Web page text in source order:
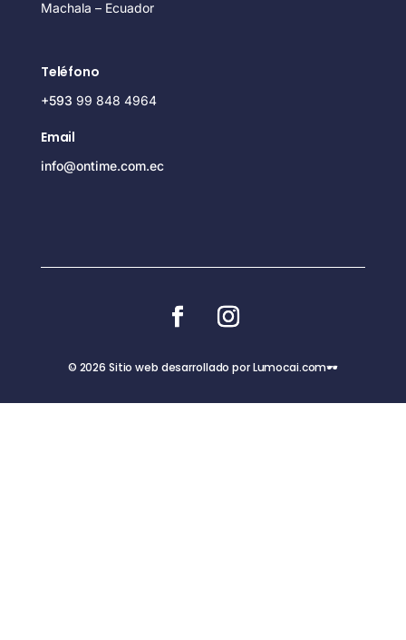
Machala – Ecuador
Teléfono
+593 99 848 4964
Email
info@ontime.com.ec
© 2026 Sitio web desarrollado por Lumocai.com🕶️